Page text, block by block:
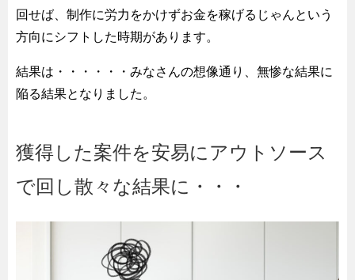
回せば、制作に労力をかけずお金を稼げるじゃんという
方向にシフトした時期があります。
結果は・・・・・・みなさんの想像通り、無惨な結果に
陥る結果となりました。
獲得した案件を安易にアウトソース
で回し散々な結果に・・・